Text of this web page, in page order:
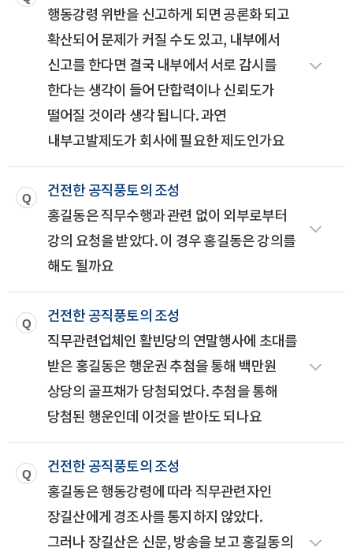
행동강령 위반을 신고하게 되면 공론화 되고
확산되어 문제가 커질 수도 있고, 내부에서
신고를 한다면 결국 내부에서 서로 감시를
한다는 생각이 들어 단합력이나 신뢰도가
떨어질 것이라 생각 됩니다. 과연
내부고발제도가 회사에 필요한 제도인가요
건전한 공직풍토의 조성
홍길동은 직무수행과 관련 없이 외부로부터
강의 요청을 받았다. 이 경우 홍길동은 강의를
해도 될까요
건전한 공직풍토의 조성
직무관련업체인 활빈당의 연말행사에 초대를
받은 홍길동은 행운권 추첨을 통해 백만원
상당의 골프채가 당첨되었다. 추첨을 통해
당첨된 행운인데 이것을 받아도 되나요
건전한 공직풍토의 조성
홍길동은 행동강령에 따라 직무관련자인
장길산에게 경조사를 통지하지 않았다.
그러나 장길산은 신문, 방송을 보고 홍길동의